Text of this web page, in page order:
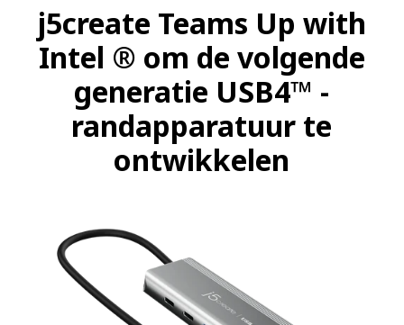
j5create Teams Up with
Intel ® om de volgende
generatie USB4™ -
randapparatuur te
ontwikkelen